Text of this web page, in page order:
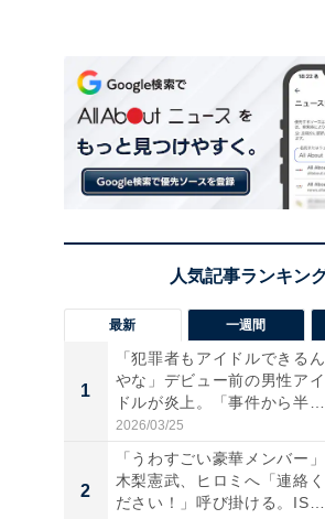
最新 一週間
1
「犯罪者もアイドルできるん
やな」デビュー前の男性アイ
ドルが炎上。「事件から半年
も...
2026/03/25
2
「うわすごい豪華メンバー」
木梨憲武、ヒロミへ「連絡く
ださい！」呼び掛ける。IS